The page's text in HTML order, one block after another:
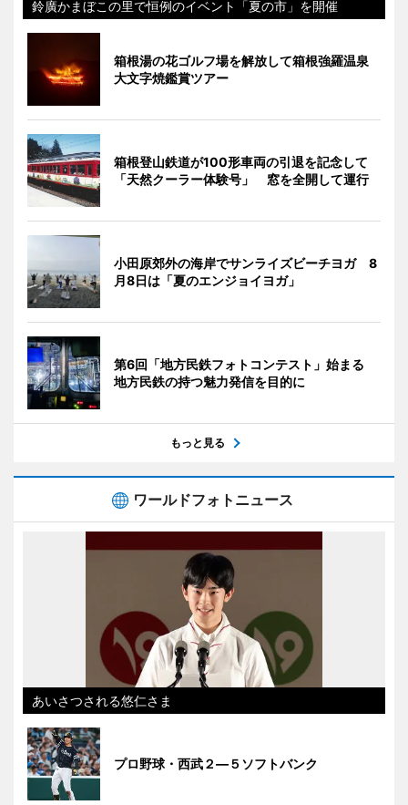
鈴廣かまぼこの里で恒例のイベント「夏の市」を開催
箱根湯の花ゴルフ場を解放して箱根強羅温泉
大文字焼鑑賞ツアー
箱根登山鉄道が100形車両の引退を記念して
「天然クーラー体験号」 窓を全開して運行
小田原郊外の海岸でサンライズビーチヨガ 8
月8日は「夏のエンジョイヨガ」
第6回「地方民鉄フォトコンテスト」始まる
地方民鉄の持つ魅力発信を目的に
もっと見る
ワールドフォトニュース
あいさつされる悠仁さま
プロ野球・西武２―５ソフトバンク